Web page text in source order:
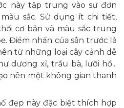
này tập trung vào sự đơn
sắc. Sử dụng ít chi tiết,
cơ bản và màu sắc trung
Điểm nhấn của sân trước là
từ những loại cây cảnh dễ
dương xỉ, trầu bà, lưỡi hổ...
nên một không gian thanh
đẹp này đặc biệt thích hợp